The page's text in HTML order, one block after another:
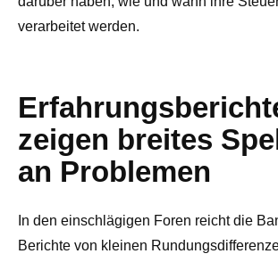
verarbeitet werden.
zeigen breites
an Problemen
In den einschlägigen Foren reicht die
Berichte von kleinen